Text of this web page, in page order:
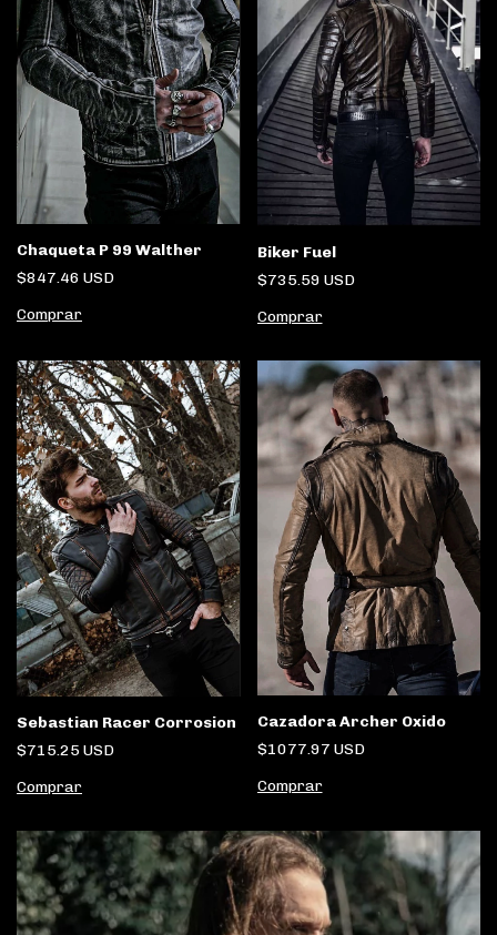
Chaqueta P 99 Walther
$847.46 USD
Comprar
Biker Fuel
$735.59 USD
Comprar
Sebastian Racer Corrosion
$715.25 USD
Comprar
Cazadora Archer Oxido
$1077.97 USD
Comprar